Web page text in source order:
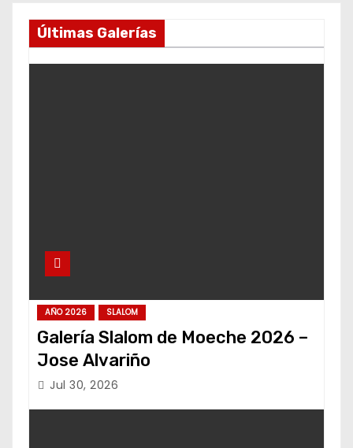
Últimas Galerías
AÑO 2026 SLALOM
Galería Slalom de Moeche 2026 –
Jose Alvariño
Jul 30, 2026